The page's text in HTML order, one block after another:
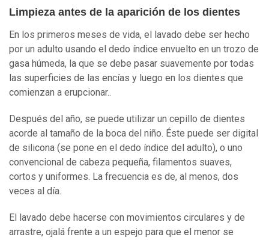
Limpieza antes de la aparición de los dientes
En los primeros meses de vida, el lavado debe ser hecho
por un adulto usando el dedo índice envuelto en un trozo de
gasa húmeda, la que se debe pasar suavemente por todas
las superficies de las encías y luego en los dientes que
comienzan a erupcionar..
Después del año, se puede utilizar un cepillo de dientes
acorde al tamaño de la boca del niño. Éste puede ser digital
de silicona (se pone en el dedo índice del adulto), o uno
convencional de cabeza pequeña, filamentos suaves,
cortos y uniformes. La frecuencia es de, al menos, dos
veces al día.
El lavado debe hacerse con movimientos circulares y de
arrastre, ojalá frente a un espejo para que el menor se